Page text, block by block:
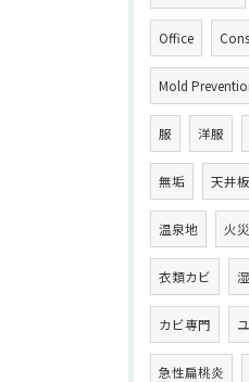
Office
Mold
服 洋服
無垢 天井板
温泉地 火
衣類カビ
カビ専門
急性扁桃炎